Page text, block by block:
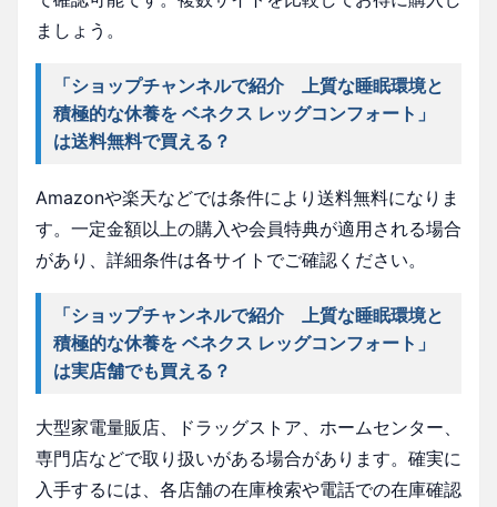
ましょう。
「ショップチャンネルで紹介 上質な睡眠環境と
積極的な休養を ベネクス レッグコンフォート」
は送料無料で買える？
Amazonや楽天などでは条件により送料無料になりま
す。一定金額以上の購入や会員特典が適用される場合
があり、詳細条件は各サイトでご確認ください。
「ショップチャンネルで紹介 上質な睡眠環境と
積極的な休養を ベネクス レッグコンフォート」
は実店舗でも買える？
大型家電量販店、ドラッグストア、ホームセンター、
専門店などで取り扱いがある場合があります。確実に
入手するには、各店舗の在庫検索や電話での在庫確認